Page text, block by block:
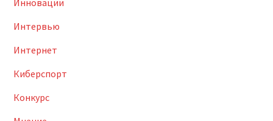
Инновации
Интервью
Интернет
Киберспорт
Конкурс